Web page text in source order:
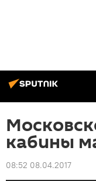
кабины
08:52 08.04.2017